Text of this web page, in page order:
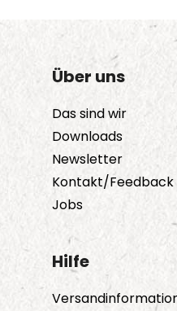
Über uns
Das sind wir
Downloads
Newsletter
Kontakt/Feedback
Jobs
Hilfe